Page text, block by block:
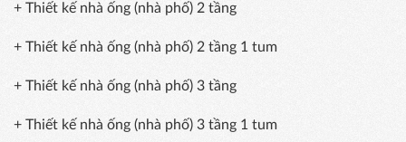
+ Thiết kế nhà ống (nhà phố) 2 tầng
+ Thiết kế nhà ống (nhà phố) 2 tầng 1 tum
+ Thiết kế nhà ống (nhà phố) 3 tầng
+ Thiết kế nhà ống (nhà phố) 3 tầng 1 tum